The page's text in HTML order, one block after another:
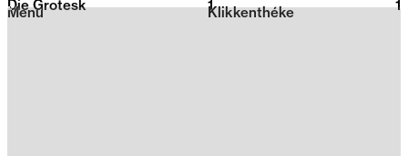
2026
Klikkenthéke
Menu
Die Grotesk 1 1